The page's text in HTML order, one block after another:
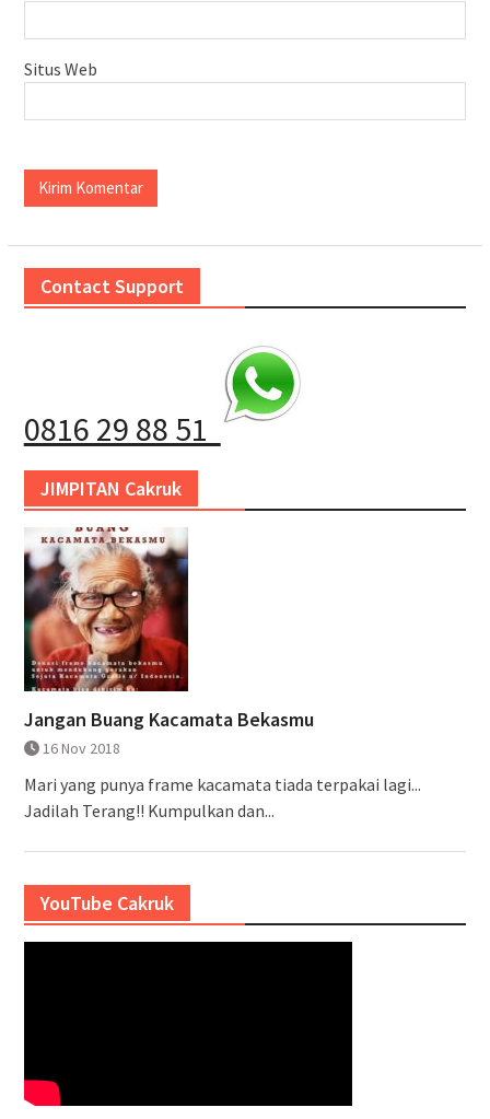
Situs Web
Contact Support
0816 29 88 51
JIMPITAN Cakruk
Jangan Buang Kacamata Bekasmu
16 Nov 2018
Mari yang punya frame kacamata tiada terpakai lagi...
Jadilah Terang!! Kumpulkan dan...
YouTube Cakruk